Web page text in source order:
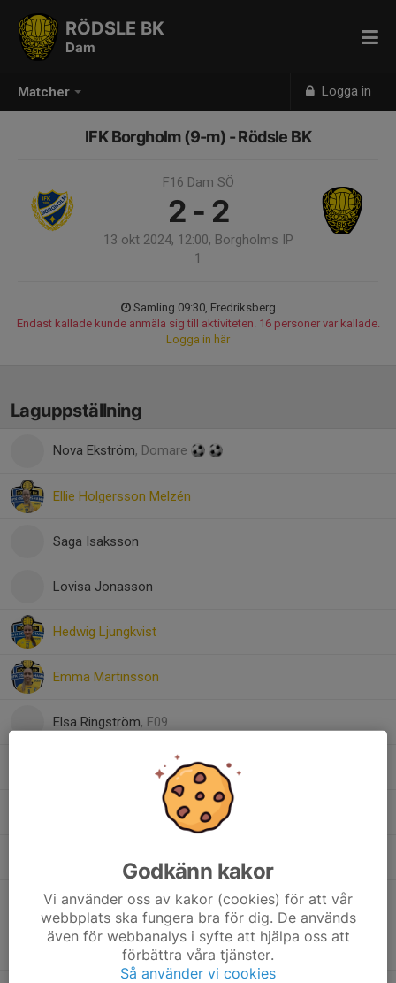
Matcher Logga in
RÖDSLE BK
Dam
IFK Borgholm (9-m) - Rödsle BK
F16 Dam SÖ
2 - 2
13 okt 2024, 12:00, Borgholms IP
1
Samling 09:30, Fredriksberg
Endast kallade kunde anmäla sig till aktiviteten. 16 personer var kallade.
Logga in här
Laguppställning
Nova Ekström, Domare
Ellie Holgersson Melzén
Saga Isaksson
Lovisa Jonasson
Hedwig Ljungkvist
Emma Martinsson
Elsa Ringström, F09
, Damjuniorerna
Ella Sundin
Bella Svensson
Godkänn kakor
Vi använder oss av kakor (cookies) för att vår
webbplats ska fungera bra för dig. De används
även för webbanalys i syfte att hjälpa oss att
förbättra våra tjänster.
Så använder vi cookies